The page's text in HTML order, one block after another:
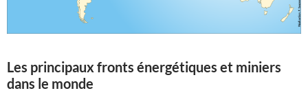
Les principaux fronts énergétiques et miniers
dans le monde